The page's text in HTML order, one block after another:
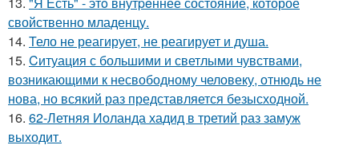
свойственно младенцу.
14. Тело не реагирует, не реагирует и душа.
15. Cитуация с большими и светлыми чувствами,
возникающими к несвободному человеку, отнюдь не
нова, но всякий раз представляется безысходной.
16. 62-Летняя Иоланда хадид в третий раз замуж
выходит.